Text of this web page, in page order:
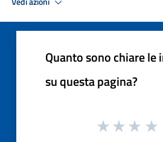
Quanto sono chiare
su questa pagina?